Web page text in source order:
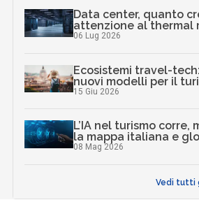
Data center, quanto
attenzione al thermal
06 Lug 2026
Ecosistemi travel-
nuovi modelli per il
15 Giu 2026
L’IA nel turismo corre,
la mappa italiana e
08 Mag 2026
Vedi tutti